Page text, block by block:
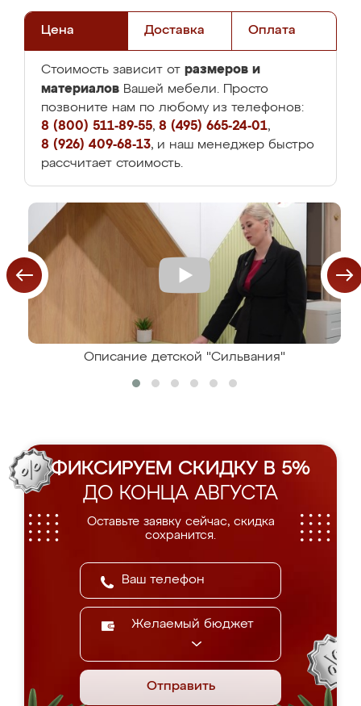
Цена Доставка Оплата
Стоимость зависит от размеров и
материалов Вашей мебели. Просто
позвоните нам по любому из телефонов:
8 (800) 511-89-55, 8 (495) 665-24-01,
8 (926) 409-68-13, и наш менеджер быстро
рассчитает стоимость.
Описание детской "Сильвания"
ФИКСИРУЕМ СКИДКУ В 5%
ДО КОНЦА АВГУСТА
Оставьте заявку сейчас, скидка
сохранится.
Желаемый бюджет
Отправить